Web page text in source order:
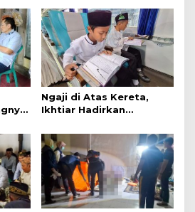
Simanjuntak
Ngaji di Atas Kereta,
Ikhtiar Hadirkan
Nyaman